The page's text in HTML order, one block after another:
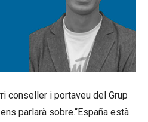
conseller i portaveu del Grup
parlarà sobre.“España està